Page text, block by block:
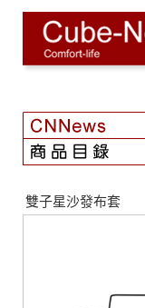
雙子星沙發布套